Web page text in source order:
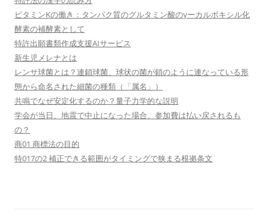
ビタミンKの働き：タンパク質のグルタミン酸のγーカルボキシル化
酵素の補酵素として
特許出願書類作成支援AIサービス
新生児メレナとは
レンサ球菌とは？連鎖球菌、球状の菌が鎖のように連なっている形
態から命名された細菌の種類（「属名」）
共鳴でなぜ安定化するのか？量子力学的な説明
学会が当日、地震で中止になった場合、参加費は払い戻されるも
の？
商01 商標法の目的
特017の2 補正できる範囲がタイミングで狭まる根拠条文